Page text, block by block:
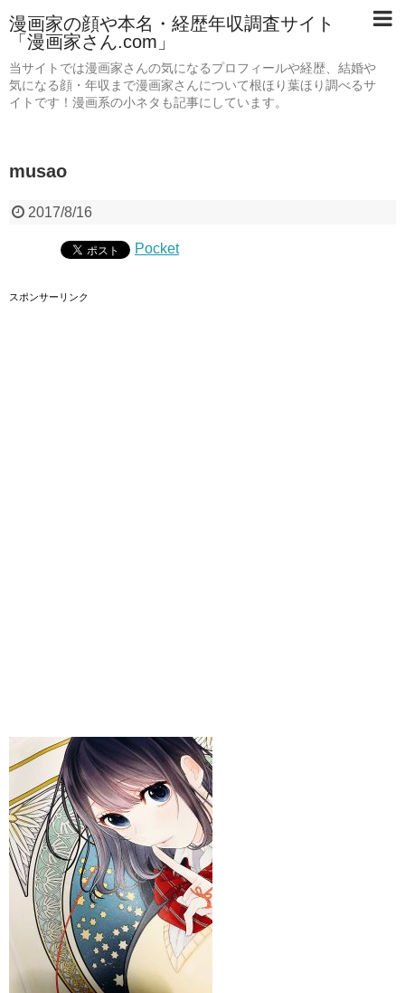
漫画家の顔や本名・経歴年収調査サイト
「漫画家さん.com」
当サイトでは漫画家さんの気になるプロフィールや経歴、結婚や
気になる顔・年収まで漫画家さんについて根ほり葉ほり調べるサ
イトです！漫画系の小ネタも記事にしています。
musao
2017/8/16
Pocket
スポンサーリンク